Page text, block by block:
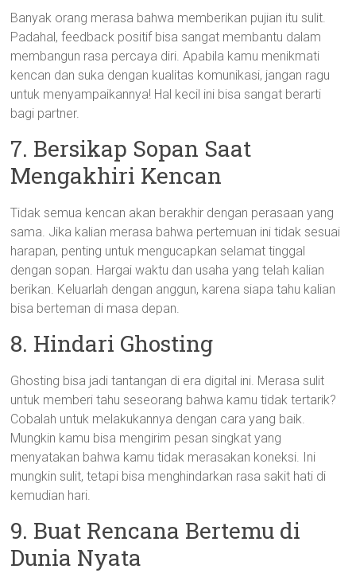
Banyak orang merasa bahwa memberikan pujian itu sulit.
Padahal, feedback positif bisa sangat membantu dalam
membangun rasa percaya diri. Apabila kamu menikmati
kencan dan suka dengan kualitas komunikasi, jangan ragu
untuk menyampaikannya! Hal kecil ini bisa sangat berarti
bagi partner.
7. Bersikap Sopan Saat
Mengakhiri Kencan
Tidak semua kencan akan berakhir dengan perasaan yang
sama. Jika kalian merasa bahwa pertemuan ini tidak sesuai
harapan, penting untuk mengucapkan selamat tinggal
dengan sopan. Hargai waktu dan usaha yang telah kalian
berikan. Keluarlah dengan anggun, karena siapa tahu kalian
bisa berteman di masa depan.
8. Hindari Ghosting
Ghosting bisa jadi tantangan di era digital ini. Merasa sulit
untuk memberi tahu seseorang bahwa kamu tidak tertarik?
Cobalah untuk melakukannya dengan cara yang baik.
Mungkin kamu bisa mengirim pesan singkat yang
menyatakan bahwa kamu tidak merasakan koneksi. Ini
mungkin sulit, tetapi bisa menghindarkan rasa sakit hati di
kemudian hari.
9. Buat Rencana Bertemu di
Dunia Nyata